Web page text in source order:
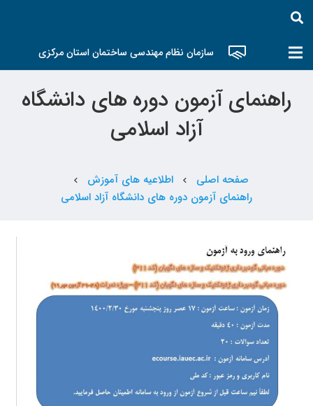
سازمان نظام مهندسی ساختمان استان مرکزی
راهنمای آزمون دوره های دانشگاه
آزاد اسلامی
صفحه اصلی chevron_left اطلاعیه های آموزش chevron_left
راهنمای آزمون دوره های دانشگاه آزاد اسلامی